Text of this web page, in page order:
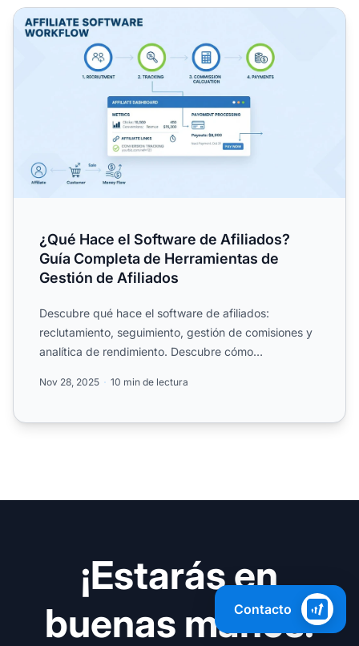
¿Qué Hace el Software de Afiliados? Guía Completa de
¿Qué Hace el Software de Afiliados?
Guía Completa de Herramientas de
Gestión de Afiliados
Descubre qué hace el software de afiliados:
reclutamiento, seguimiento, gestión de comisiones y
analítica de rendimiento. Descubre cómo
Nov 28, 2025 10 min de lectura
¡Estarás en
buenas manos!
Contacto